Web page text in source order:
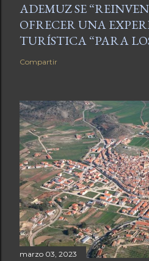
ADEMUZ SE
OFRECER UNA
TURÍSTICA “PARA
Compartir
marzo 03, 2023